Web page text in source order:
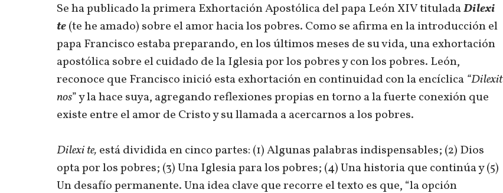
Se ha publicado la primera Exhortación Apostólica del papa León XIV tituladaDilexi
te(te he amado) sobre el amor hacia los pobres. Como se afirma en la introducción el
papa Francisco estaba preparando, en los últimos meses de su vida, una exhortación
apostólica sobre el cuidado de la Iglesia por los pobres y con los pobres. León,
reconoce que Francisco inició esta exhortación en continuidad con la encíclica “Dilexit
nos” y la hace suya, agregando reflexiones propias en torno a la fuerte conexión que
existe entre el amor de Cristo y su llamada a acercarnos a los pobres.
Dilexi te, está dividida en cinco partes: (1) Algunas palabras indispensables; (2) Dios
opta por los pobres; (3) Una Iglesia para los pobres; (4) Una historia que continúa y (5)
Un desafío permanente. Una idea clave que recorre el texto es que, “la opción